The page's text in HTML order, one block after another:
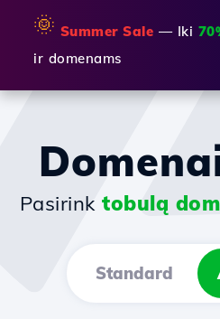
🌞 Summer Sale — Iki
ir domenams
Pasirink tobulą
Standard